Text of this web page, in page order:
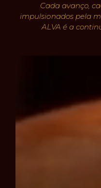
Cada avanço,
impulsionados pela
ALVA é a